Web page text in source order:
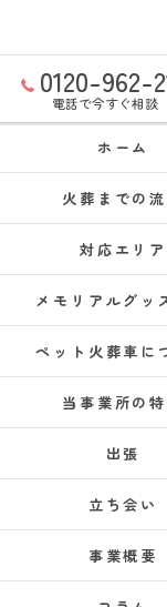
0120-962-
電話で今すぐ相談
ホーム
火葬までの
対応エリア
メモリアルグッ
ペット火葬車に
当事業所の
出張
立ち会い
事業概要